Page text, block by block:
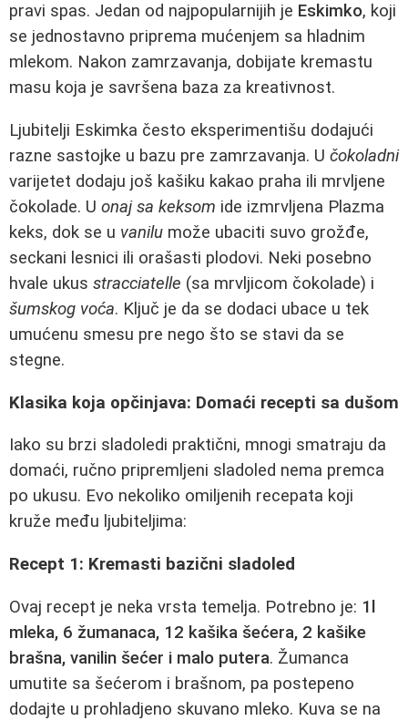
pravi spas. Jedan od najpopularnijih je Eskimko, koji
se jednostavno priprema mućenjem sa hladnim
mlekom. Nakon zamrzavanja, dobijate kremastu
masu koja je savršena baza za kreativnost.
Ljubitelji Eskimka često eksperimentišu dodajući
razne sastojke u bazu pre zamrzavanja. U čokoladni
varijetet dodaju još kašiku kakao praha ili mrvljene
čokolade. U onaj sa keksom ide izmrvljena Plazma
keks, dok se u vanilu može ubaciti suvo grožđe,
seckani lesnici ili orašasti plodovi. Neki posebno
hvale ukus stracciatelle (sa mrvljicom čokolade) i
šumskog voća. Ključ je da se dodaci ubace u tek
umućenu smesu pre nego što se stavi da se
stegne.
Klasika koja opčinjava: Domaći recepti sa dušom
Iako su brzi sladoledi praktični, mnogi smatraju da
domaći, ručno pripremljeni sladoled nema premca
po ukusu. Evo nekoliko omiljenih recepata koji
kruže među ljubiteljima:
Recept 1: Kremasti bazični sladoled
Ovaj recept je neka vrsta temelja. Potrebno je: 1l
mleka, 6 žumanaca, 12 kašika šećera, 2 kašike
brašna, vanilin šećer i malo putera. Žumanca
umutite sa šećerom i brašnom, pa postepeno
dodajte u prohladjeno skuvano mleko. Kuva se na